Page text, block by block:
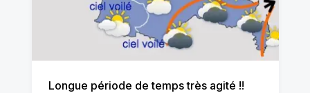
Longue période de temps très agité !!